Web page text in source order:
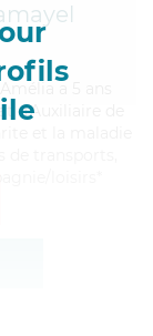
a 5 ans
d'Auxiliaire de
loisirs*